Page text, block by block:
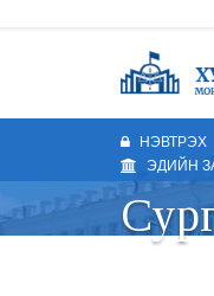
НЭВТРЭХ
ЭДИЙН